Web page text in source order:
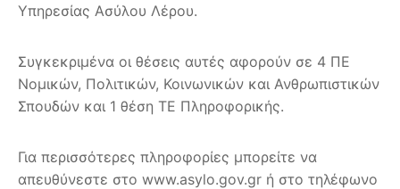
Υπηρεσίας Ασύλου Λέρου.
Συγκεκριμένα οι θέσεις αυτές αφορούν σε 4 ΠΕ
Νομικών, Πολιτικών, Κοινωνικών και Ανθρωπιστικών
Σπουδών και 1 θέση ΤΕ Πληροφορικής.
Για περισσότερες πληροφορίες μπορείτε να
απευθύνεστε στο www.asylo.gov.gr ή στο τηλέφωνο